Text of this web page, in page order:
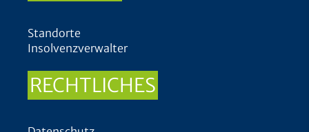
Standorte
Insolvenzverwalter
RECHTLICHES